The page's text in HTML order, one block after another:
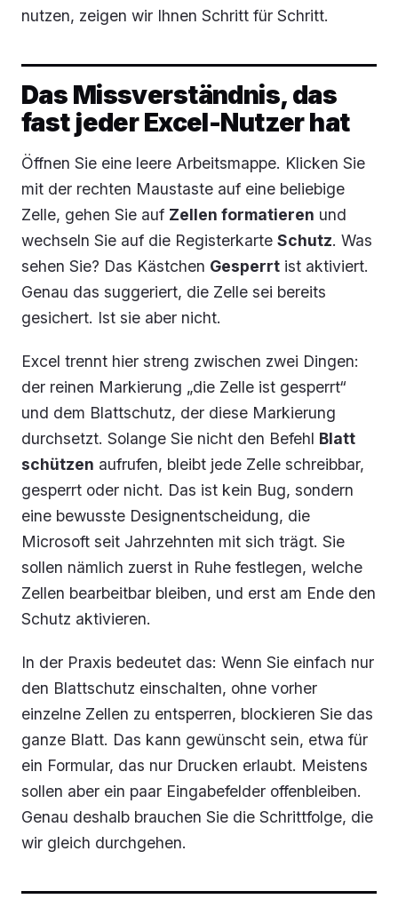
nutzen, zeigen wir Ihnen Schritt für Schritt.
Das Missverständnis, das
fast jeder Excel-Nutzer hat
Öffnen Sie eine leere Arbeitsmappe. Klicken Sie
mit der rechten Maustaste auf eine beliebige
Zelle, gehen Sie auf Zellen formatieren und
wechseln Sie auf die Registerkarte Schutz. Was
sehen Sie? Das Kästchen Gesperrt ist aktiviert.
Genau das suggeriert, die Zelle sei bereits
gesichert. Ist sie aber nicht.
Excel trennt hier streng zwischen zwei Dingen:
der reinen Markierung „die Zelle ist gesperrt“
und dem Blattschutz, der diese Markierung
durchsetzt. Solange Sie nicht den Befehl Blatt
schützen aufrufen, bleibt jede Zelle schreibbar,
gesperrt oder nicht. Das ist kein Bug, sondern
eine bewusste Designentscheidung, die
Microsoft seit Jahrzehnten mit sich trägt. Sie
sollen nämlich zuerst in Ruhe festlegen, welche
Zellen bearbeitbar bleiben, und erst am Ende den
Schutz aktivieren.
In der Praxis bedeutet das: Wenn Sie einfach nur
den Blattschutz einschalten, ohne vorher
einzelne Zellen zu entsperren, blockieren Sie das
ganze Blatt. Das kann gewünscht sein, etwa für
ein Formular, das nur Drucken erlaubt. Meistens
sollen aber ein paar Eingabefelder offenbleiben.
Genau deshalb brauchen Sie die Schrittfolge, die
wir gleich durchgehen.